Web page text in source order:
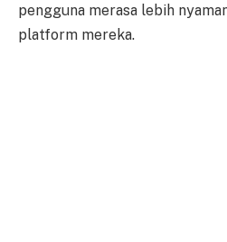
pengguna merasa lebih
platform mereka.